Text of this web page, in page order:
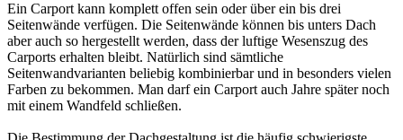
Ein Carport kann komplett offen sein oder über ein bis drei
Seitenwände verfügen. Die Seitenwände können bis unters Dach
aber auch so hergestellt werden, dass der luftige Wesenszug des
Carports erhalten bleibt. Natürlich sind sämtliche
Seitenwandvarianten beliebig kombinierbar und in besonders vielen
Farben zu bekommen. Man darf ein Carport auch Jahre später noch
mit einem Wandfeld schließen.